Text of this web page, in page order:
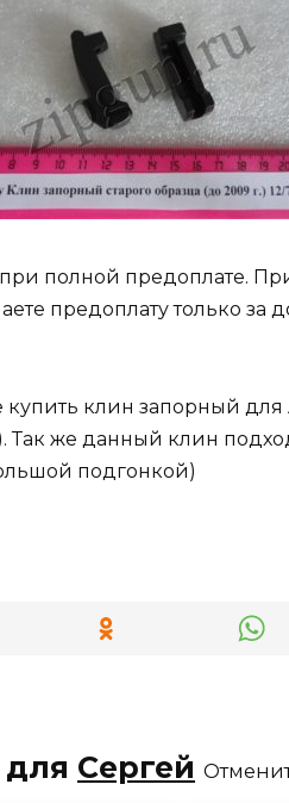
полной предоплате.
предоплату только за
клин запорный для
Так же данный клин
подгонкой)
Сергей